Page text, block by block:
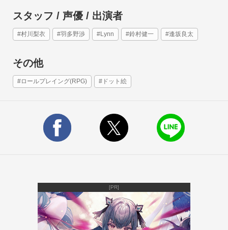
古代文明の遺物「アーク」
さらに、アークを装備して習得条件を満たすとスキルを習得！
好きなユニットにいろいろなアークを装備して育成しましょ
スタッフ / 声優 / 出演者
#村川梨衣 #羽多野渉 #Lynn #鈴村健一 #逢坂良太
その他
#ロールプレイング(RPG) #ドット絵
[PR]